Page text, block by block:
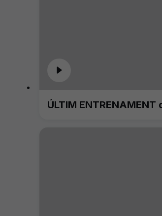
ÚLTIM ENTRENAMENT